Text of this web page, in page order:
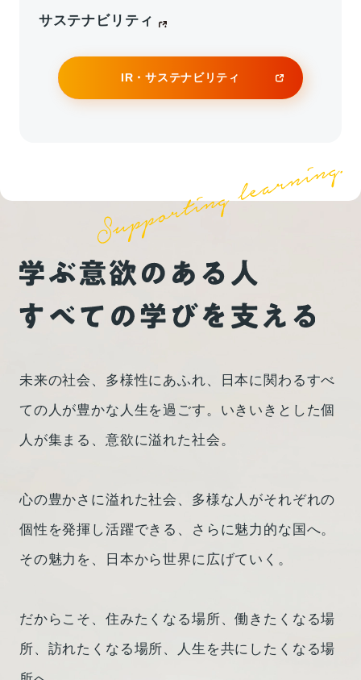
するお知らせ
（231 KB）
2025年07月16日
2025年07月04日 適時開示書類
（訂正）株式会社NSSK-J1による公開買付届出書
の訂正届出書の提出に伴う公開買付け等事実の公
表内容及び公開買付開始公告の訂正に関するお知
らせ
（216 KB）
（訂正）「株式会社NSSK-J1による当社株券等に
募推奨のお知らせ」の一部訂正について
催された「世界ジュニアゴルフ選手権◇15－1...
2026年07月09日 メディア掲載
2026年6月22日付「中日新聞」に、世界で戦う卒
「中日新聞」（2026年6月22日付）に、第一学院
高等学校浜松キャンパスで、卒業生が出場したサ
ッカー・ワールドカップ北中米大会（日本対チュ
ニジア戦）を観戦した様子が掲載されました。
20260622中日新聞_第一学院浜松 チュニジア戦
燃えた_切り抜き (1)
（3982KB）
2026年07月09日
茨城新聞（2026年5月24日付）にて第一学院高校
した。
高等学校サッカー部の記事「サッカー関東高校大
掲載されました。強豪校との熱戦と、今後のイン
ター...
20260524茨城新聞_第一学院惜負 サッカー関東
サステナビリティ
IR・サステナビリティ
未来の社会、多様性にあふれ、日本に関わるすべ
ての人が豊かな人生を過ごす。 いきいきとした個
人が集まる、意欲に溢れた社会。
心の豊かさに溢れた社会、多様な人がそれぞれの
個性を発揮し活躍できる、
さらに魅力的な国へ。
その魅力を、日本から世界に広げていく。
だからこそ、住みたくなる場所、働きたくなる場
所、訪れたくなる場所、
人生を共にしたくなる場